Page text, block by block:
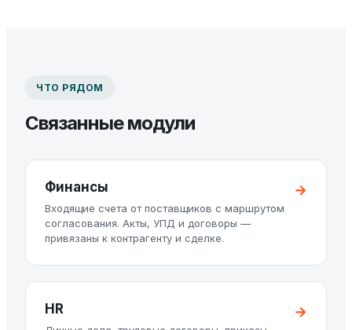
ЧТО РЯДОМ
Связанные модули
Финансы
Входящие счета от поставщиков с маршрутом
согласования. Акты, УПД и договоры —
привязаны к контрагенту и сделке.
HR